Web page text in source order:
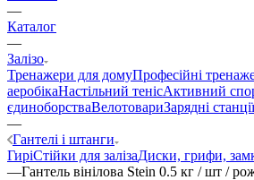
—
Каталог
—
Залізо
Тренажери для домуПрофесійні
аеробікаНастільний тенісАктивний
єдиноборстваВелотовариЗарядні станції
—
Гантелі і штанги
ГиріСтійки для залізаДиски, грифи,
—Гантель вінілова Stein 0.5 кг / шт /